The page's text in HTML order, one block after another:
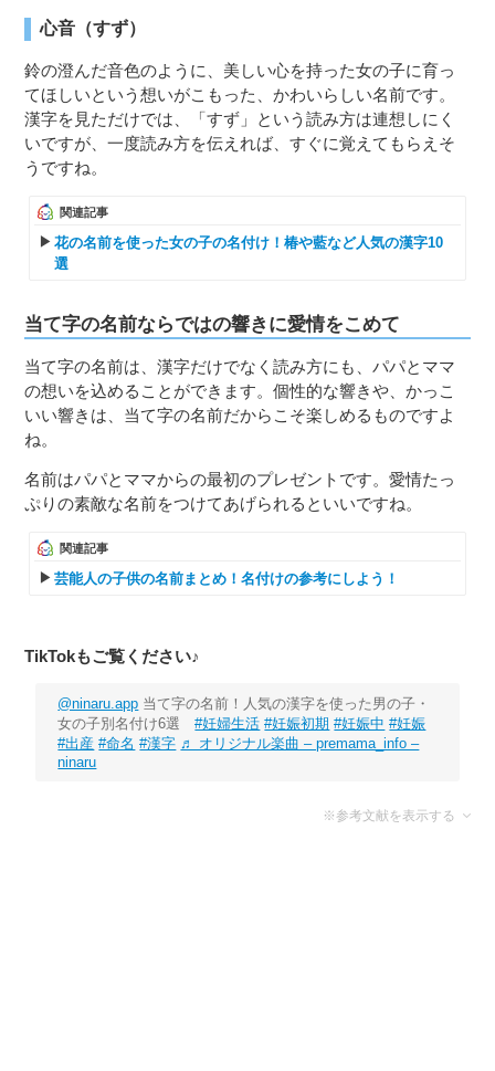
心音（すず）
鈴の澄んだ音色のように、美しい心を持った女の子に育っ
てほしいという想いがこもった、かわいらしい名前です。
漢字を見ただけでは、「すず」という読み方は連想しにく
いですが、一度読み方を伝えれば、すぐに覚えてもらえそ
うですね。
関連記事
花の名前を使った女の子の名付け！椿や藍など人気の漢字10
選
当て字の名前ならではの響きに愛情をこめて
当て字の名前は、漢字だけでなく読み方にも、パパとママ
の想いを込めることができます。個性的な響きや、かっこ
いい響きは、当て字の名前だからこそ楽しめるものですよ
ね。
名前はパパとママからの最初のプレゼントです。愛情たっ
ぷりの素敵な名前をつけてあげられるといいですね。
関連記事
芸能人の子供の名前まとめ！名付けの参考にしよう！
TikTokもご覧ください♪
@ninaru.app 当て字の名前！人気の漢字を使った男の子・
女の子別名付け6選#妊婦生活 #妊娠初期 #妊娠中 #妊娠
#出産 #命名 #漢字 ♬ オリジナル楽曲 – premama_info –
ninaru
※参考文献を表示する